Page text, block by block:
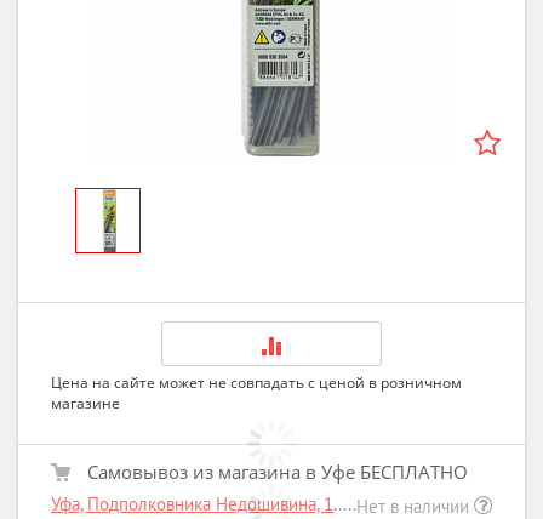
Цена на сайте может не совпадать с ценой в розничном
магазине
Самовывоз из магазина в Уфе БЕСПЛАТНО
Уфа, Подполковника Недошивина, 1
Нет в наличии